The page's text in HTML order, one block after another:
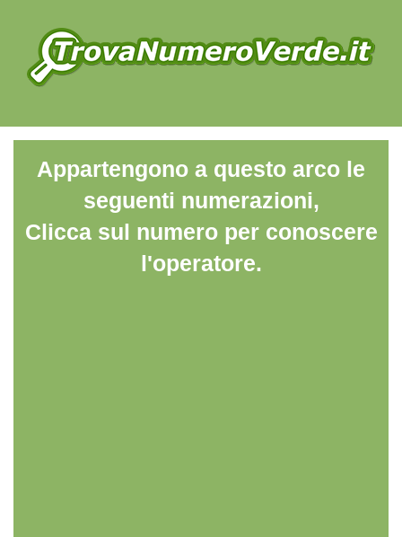
Appartengono a questo arco le
seguenti numerazioni,
Clicca sul numero per conoscere
l'operatore.